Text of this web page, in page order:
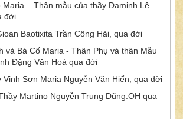
Maria – Thân mẫu của thầy Đaminh Lê
đời
Baotixita Trần Công Hải, qua đời
và Bà Cố Maria - Thân Phụ và thân Mẫu
Đặng Văn Hoà qua đời
Vinh Sơn Maria Nguyễn Văn Hiển, qua đời
Martino Nguyễn Trung Dũng.OH qua